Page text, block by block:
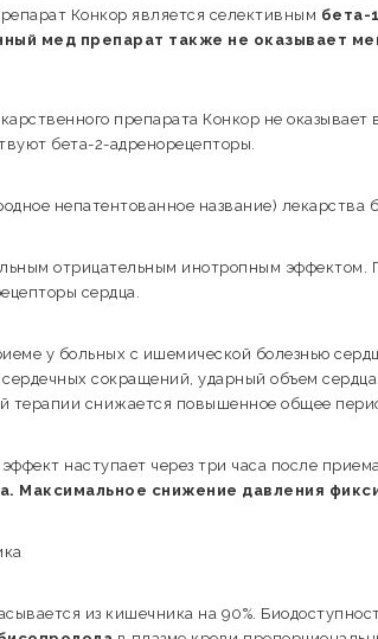
Конкор является селективным бета-
мед препарат также не оказывает
препарата Конкор не
бета-2-адренорецепторы.
непатентованное название) лекарства
отрицательным инотропным
сердца.
у больных с ишемической болезнью
сокращений, ударный объем
терапии снижается повышенное общее
наступает через три часа после
Максимальное снижение давления
из кишечника на 90%.